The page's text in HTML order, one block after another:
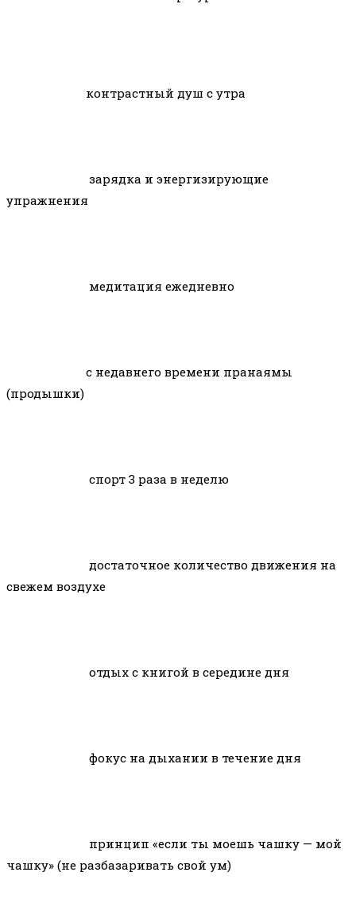
контрастный душ с утра
зарядка и энергизирующие
упражнения
медитация ежедневно
с недавнего времени пранаямы
(продышки)
спорт 3 раза в неделю
достаточное количество движения на
свежем воздухе
отдых с книгой в середине дня
фокус на дыхании в течение дня
принцип «если ты моешь чашку — мой
чашку» (не разбазаривать свой ум)